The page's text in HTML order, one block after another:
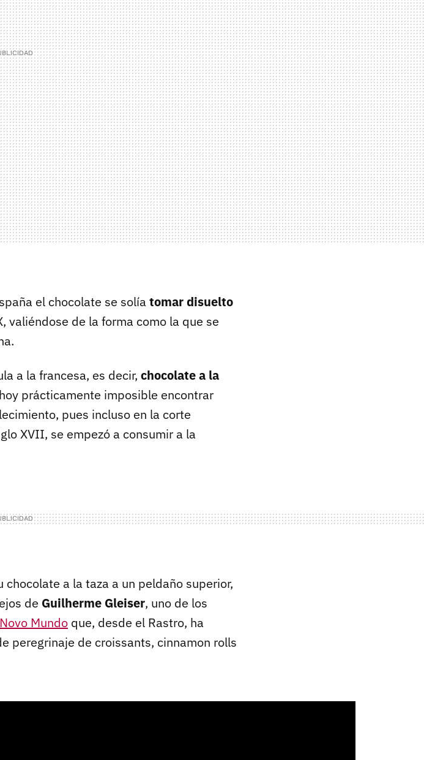
el chocolate se solía tomar disuelto
valiéndose de la forma como la que se
a la francesa, es decir, chocolate a la
prácticamente imposible encontrar
pues incluso en la corte
XVII, se empezó a consumir a la
a la taza a un peldaño superior,
de Guilherme Gleiser, uno de los
Novo Mundo que, desde el Rastro, ha
peregrinaje de croissants, cinnamon rolls